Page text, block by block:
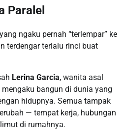
Paralel
ngaku pernah “terlempar” ke
terdengar terlalu rinci buat
Lerina Garcia, wanita asal
bangun di dunia yang
hidupnya. Semua tampak
— tempat kerja, hubungan
di rumahnya.